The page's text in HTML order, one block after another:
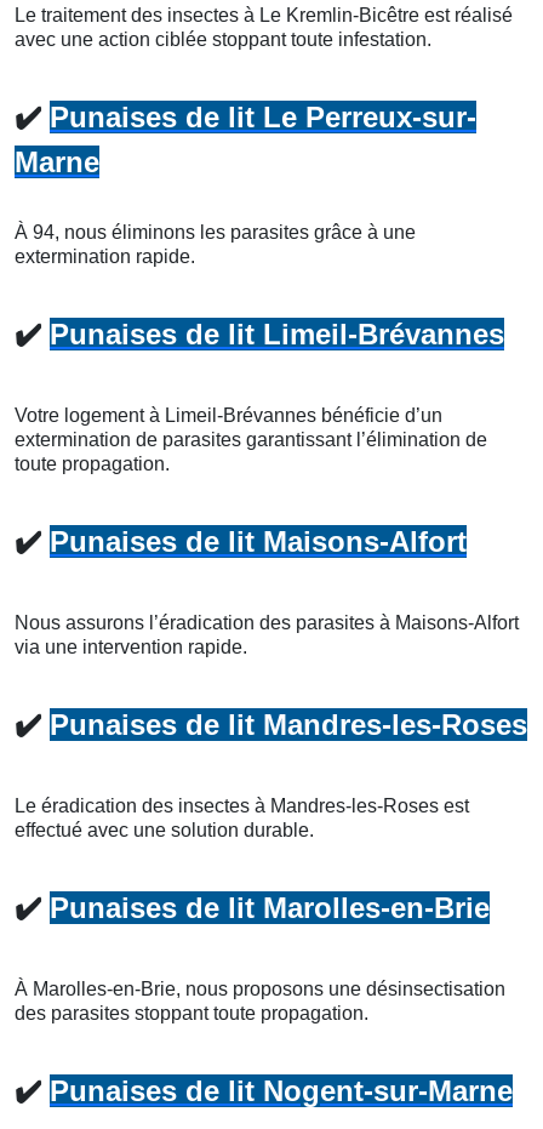
Le traitement des insectes à Le Kremlin-Bicêtre est réalisé
avec une action ciblée stoppant toute infestation.
✔️ Punaises de lit Le Perreux-sur-
Marne
À 94, nous éliminons les parasites grâce à une
extermination rapide.
✔️ Punaises de lit Limeil-Brévannes
Votre logement à Limeil-Brévannes bénéficie d’un
extermination de parasites garantissant l’élimination de
toute propagation.
✔️ Punaises de lit Maisons-Alfort
Nous assurons l’éradication des parasites à Maisons-Alfort
via une intervention rapide.
✔️ Punaises de lit Mandres-les-Roses
Le éradication des insectes à Mandres-les-Roses est
effectué avec une solution durable.
✔️ Punaises de lit Marolles-en-Brie
À Marolles-en-Brie, nous proposons une désinsectisation
des parasites stoppant toute propagation.
✔️ Punaises de lit Nogent-sur-Marne